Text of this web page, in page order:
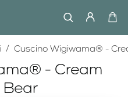
- Cream
Cuscino Wigiwama® -